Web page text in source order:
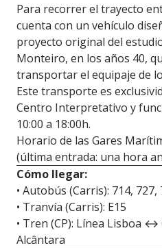
Para recorrer el trayecto
cuenta con un vehículo
proyecto original del
Monteiro, en los años 40,
transportar el equipaje de
Este transporte es
Centro Interpretativo y
10:00 a 18:00h.
Horario de las Gares
(última entrada: una hora
Cómo llegar:
• Autobús (Carris): 714, 727,
• Tranvía (Carris): E15
• Tren (CP): Línea Lisboa ↔
Alcântara